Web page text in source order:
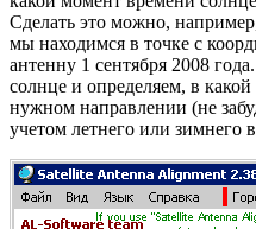
Сделать это можно,
мы находимся в точке с
антенну 1 сентября 2008
солнце и определяем, в
нужном направлении (не
учетом летнего или зимнего